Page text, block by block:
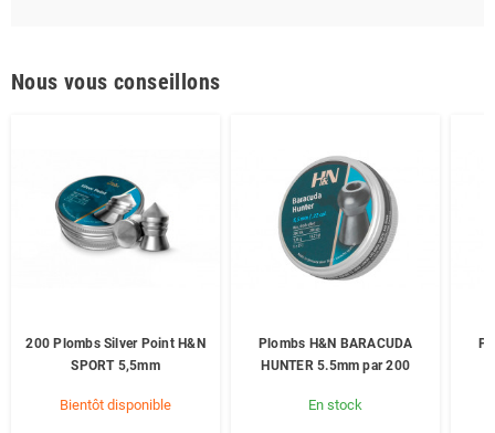
Nous vous conseillons
200 Plombs Silver Point H&N
SPORT 5,5mm
Bientôt disponible
Plombs H&N BARACUDA
HUNTER 5.5mm par 200
En stock